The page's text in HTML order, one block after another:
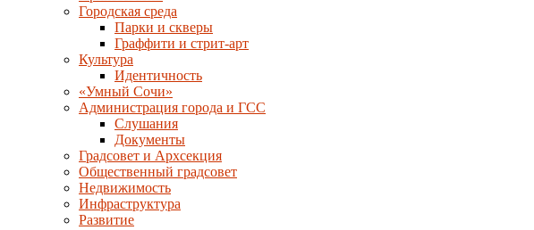
Городская среда
Парки и скверы
Граффити и стрит-арт
Культура
Идентичность
«Умный Сочи»
Администрация города и ГСС
Слушания
Документы
Градсовет и Архсекция
Общественный градсовет
Недвижимость
Инфраструктура
Развитие